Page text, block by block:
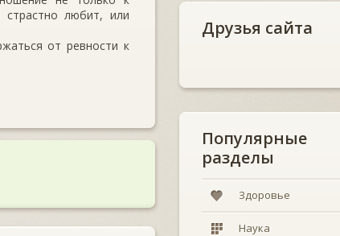
любит, или
от ревности к
Друзья сайта
Популярные
разделы
Здоровье
Наука